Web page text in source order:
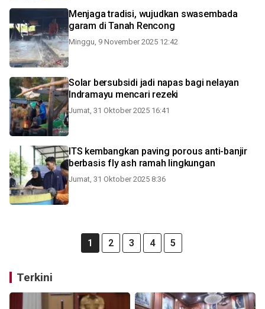
Menjaga tradisi, wujudkan swasembada
garam di Tanah Rencong
Minggu, 9 November 2025 12:42
Solar bersubsidi jadi napas bagi nelayan
Indramayu mencari rezeki
Jumat, 31 Oktober 2025 16:41
ITS kembangkan paving porous anti-banjir
berbasis fly ash ramah lingkungan
Jumat, 31 Oktober 2025 8:36
1 2 3 4 5
Terkini